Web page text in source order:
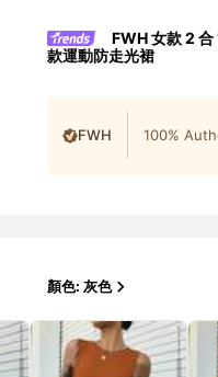
FWH 女款 2
款運動防走光裙
FWH 100%
顏色: 灰色